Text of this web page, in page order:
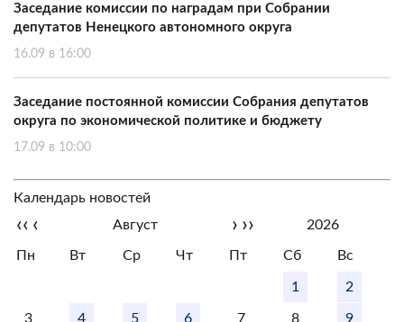
Заседание комиссии по наградам при Собрании
депутатов Ненецкого автономного округа
16.09 в 16:00
Заседание постоянной комиссии Собрания депутатов
округа по экономической политике и бюджету
17.09 в 10:00
Календарь новостей
‹‹ ‹ Август › ›› 2026
Пн Вт Ср Чт Пт Сб Вс
1 2
3 4 5 6 7 8 9